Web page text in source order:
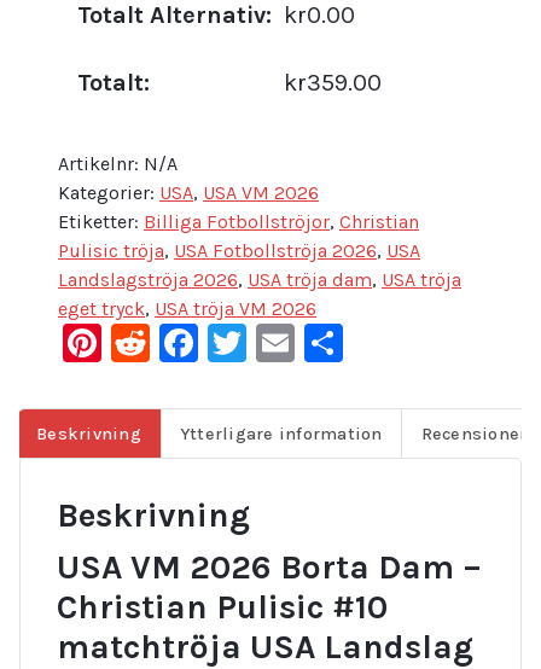
Totalt Alternativ: kr0.00
Totalt: kr359.00
Artikelnr: N/A
Kategorier: USA, USA VM 2026
Etiketter: Billiga Fotbollströjor, Christian
Pulisic tröja, USA Fotbollströja 2026, USA
Landslagströja 2026, USA tröja dam, USA tröja
eget tryck, USA tröja VM 2026
Pinterest
Reddit
Facebook
Twitter
Email
Beskrivning Ytterligare information Recensioner
Beskrivning
USA VM 2026 Borta Dam –
Christian Pulisic #10
matchtröja USA Landslag